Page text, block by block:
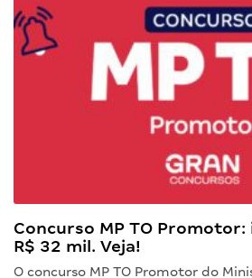
Concurso MP TO Promotor:
R$ 32 mil. Veja!
O concurso MP TO Promotor do